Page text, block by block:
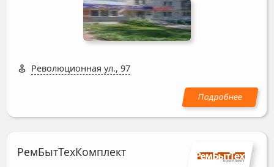
Революционная ул., 97
РемБытТехКомплект